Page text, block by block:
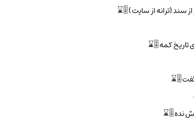
سند (ترانه از سایت ) 🎚⌛
تاریخ کمه 🎚⌛
🎚⌛
نده 🎚⌛